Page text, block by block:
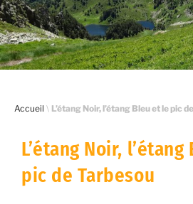
Accueil \ L’étang Noir, l’étang Bleu et le pic
L’étang Noir,
pic de Tarbesou